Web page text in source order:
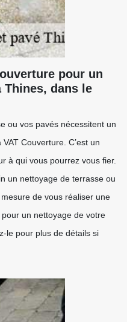
pour un
Thines, dans le
ou vos pavés nécessitent un
Couverture. C’est un
à qui vous pourrez vous fier.
un nettoyage de terrasse ou
de vous réaliser une
un nettoyage de votre
le pour plus de détails si